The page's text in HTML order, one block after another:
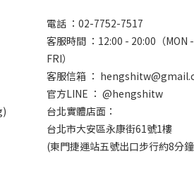
電話 ：02-7752-7517
客服時間 ：12:00 - 20:00（MON -
FRI）
客服信箱 ：
官方LINE ： @hengshitw
台北實體店面：
台北市大安區永康街61號1樓
(東門捷運站五號出口步行約8分